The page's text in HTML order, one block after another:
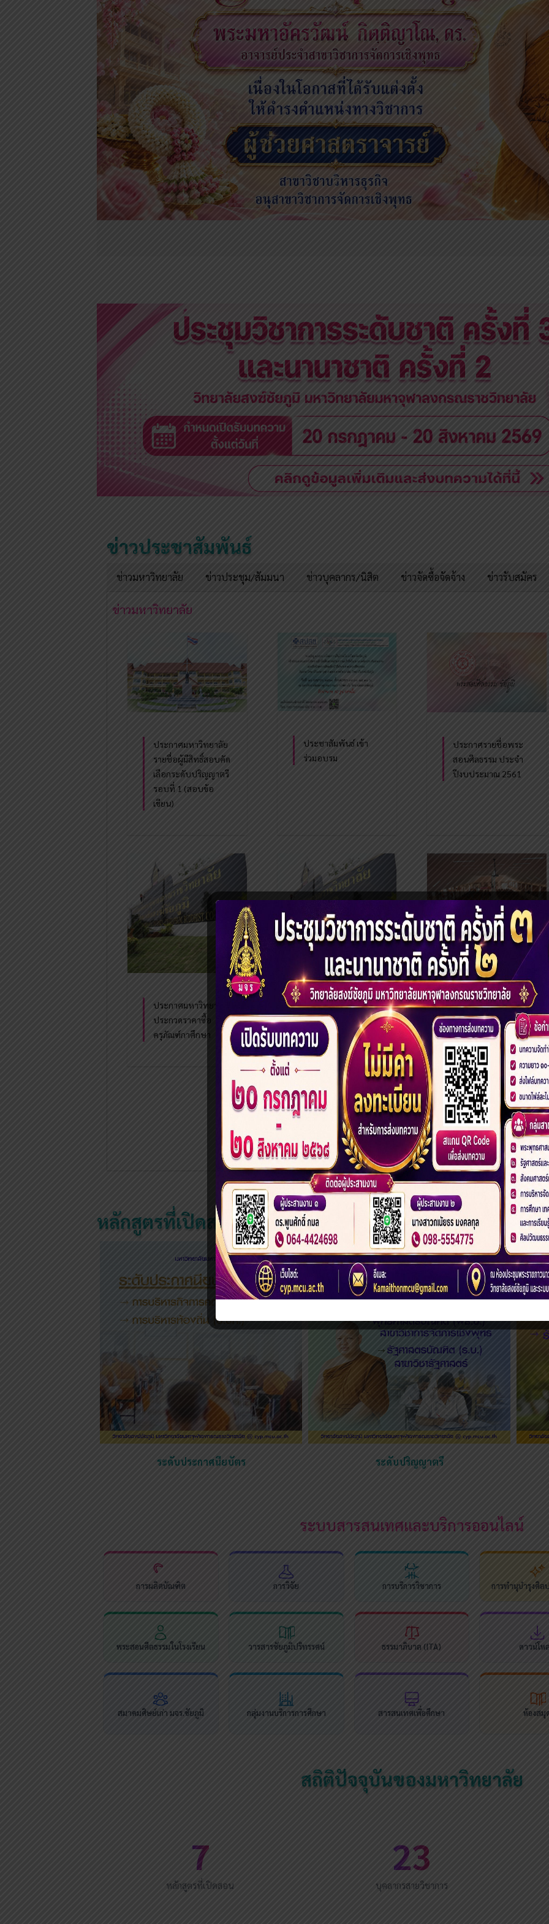
ข่าวประชาสัมพันธ์
ข่าวมหาวิทยาลัย ข่าวประชุม/สัมมนา ข่าวบุคลากร/นิสิต ข่าวจัดซื้อจัดจ้าง ข่าวรับสมัคร
ข่าวมหาวิทยาลัย
ประกาศมหาวิทยาลัย
รายชื่อผู้มีสิทธิ์สอบคัด
เลือกระดับปริญญาตรี
รอบที่ 1 (สอบข้อ
เขียน)
ประชาสัมพันธ์ เข้า
ร่วมอบรม
ประกาศรายชื่อพระ
สอนศีลธรรม ประจำ
ปีงบประมาณ 2561
ประกาศมหาวิทยาลัย
ประกวดราคาซื้อ
ครุภัณฑ์กาศึกษา
การจัดซื้อครุภัณฑ์การ
ศึกษา วิทยาลัยสงฆ์
ชัยภูมิ
รับสมัครพระสอนศีล
ธรรมในโรงเรียน
ประจำปีงบประมาณ
๒๕๖๑
34 35 36 37 38 39
หลักสูตรที่เปิดสอน
ระดับประกาศนียบัตร ระดับปริญญาตรี
ระบบสารสนเทศและบริการออนไลน์
การผลิตบัณฑิต การวิจัย การบริการวิชาการ การทำนุบำรุงศิล
พระสอนศีลธรรมในโรงเรียน วารสารชัยภูมิปริทรรศน์ ธรรมาภิบาล (ITA) ดาวน์โห
สมาคมศิษย์เก่า มจร.ชัยภูมิ กลุ่มงานบริการการศึกษา สารสนเทศเพื่อศึกษา ห้องสมุ
สถิติปัจจุบันของมหาวิทยาลัย
7
หลักสูตรที่เปิดสอน
23
บุคลากรสายวิชาการ